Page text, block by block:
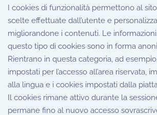
I cookies di funzionalità permettono al sito
scelte effettuate dall’utente e
migliorandone i contenuti. Le
questo tipo di cookies sono in forma
Rientrano in questa categoria, ad
impostati per l’accesso all’area riservata,
alla lingua e i cookies impostati dalla
Il cookies rimane attivo durante la
permane fino al nuovo accesso